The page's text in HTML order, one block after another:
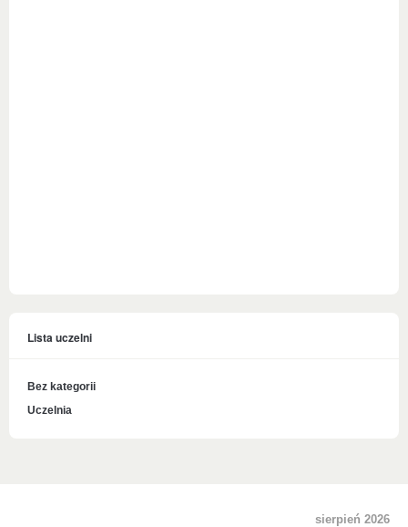
Lista uczelni
Bez kategorii
Uczelnia
sierpień 2026